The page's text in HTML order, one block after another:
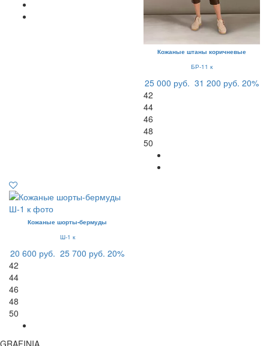
Кожаные штаны коричневые
БР-11 к
25 000 руб. 31 200 руб. 20%
42
44
46
48
50
Кожаные шорты-бермуды
Ш-1 к
20 600 руб. 25 700 руб. 20%
42
44
46
48
50
GRAFINIA